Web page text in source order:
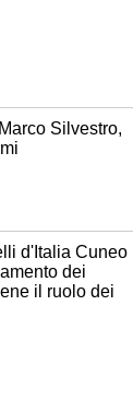
Silvestro,
d'Italia Cuneo
dei
il ruolo dei